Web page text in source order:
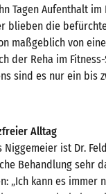
Tagen Aufenthalt
blieben die
maßgeblich von
der Reha im
sind es nur ein bis
Alltag
Niggemeier ist Dr.
Behandlung sehr
„Ich kann es immer